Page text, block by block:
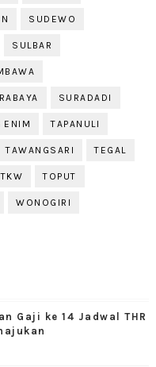
SUDEWO
SULBAR
SURADADI
ENIM TAPANULI
TAWANGSARI TEGAL
TKW TOPUT
WONOGIRI
Gaji ke 14 Jadwal THR